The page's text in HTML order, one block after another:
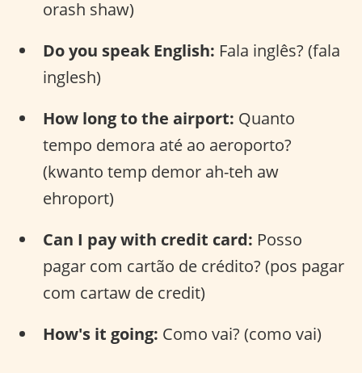
orash shaw)
Do you speak English: Fala inglês? (fala
inglesh)
How long to the airport: Quanto
tempo demora até ao aeroporto?
(kwanto temp demor ah-teh aw
ehroport)
Can I pay with credit card: Posso
pagar com cartão de crédito? (pos pagar
com cartaw de credit)
How's it going: Como vai? (como vai)